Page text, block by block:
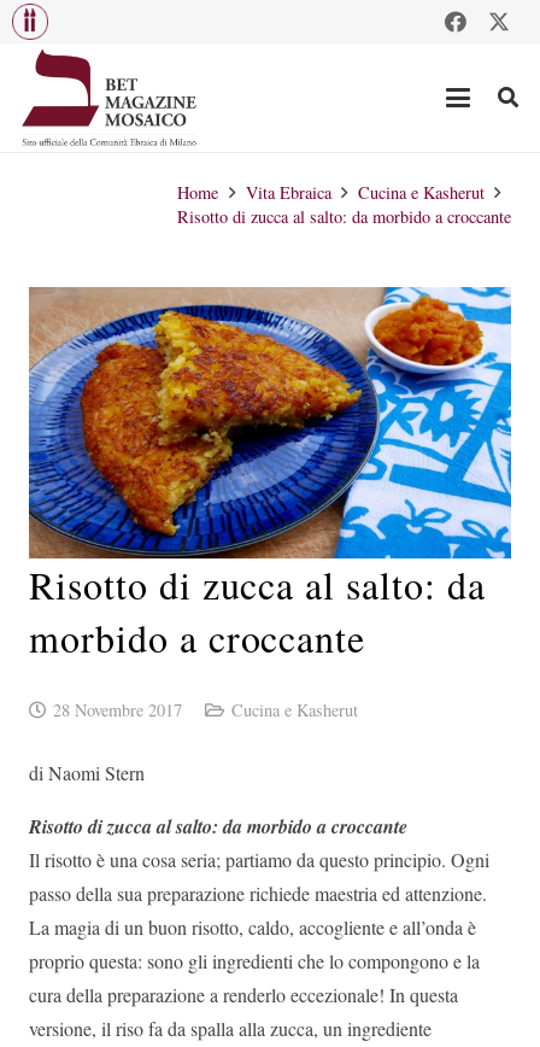
Home Vita Ebraica
Cucina e Kasherut
Risotto di zucca al salto: da morbido a croccante
Risotto di zucca al salto: da
morbido a croccante
28 Novembre 2017 Cucina e Kasherut
di Naomi Stern
Risotto di zucca al salto: da morbido a croccante
Il risotto è una cosa seria; partiamo da questo principio. Ogni
passo della sua preparazione richiede maestria ed attenzione.
La magia di un buon risotto, caldo, accogliente e all’onda è
proprio questa: sono gli ingredienti che lo compongono e la
cura della preparazione a renderlo eccezionale! In questa
versione, il riso fa da spalla alla zucca, un ingrediente